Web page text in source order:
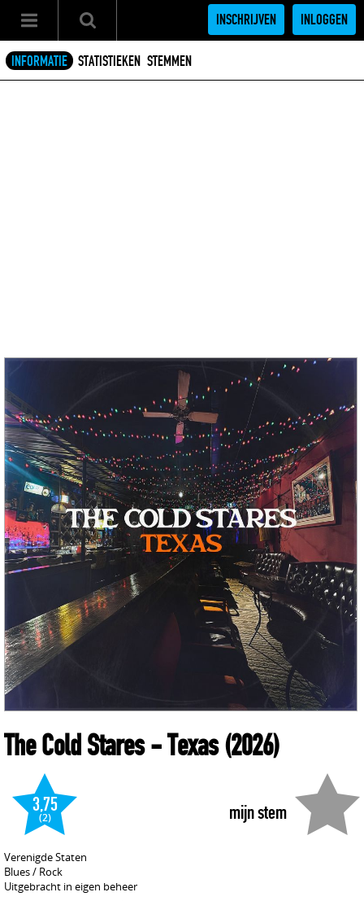
INSCHRIJVEN INLOGGEN
INFORMATIE STATISTIEKEN STEMMEN
The Cold Stares- Texas(2026)
mijn stem
3,75
(2)
Verenigde Staten
Blues / Rock
Uitgebracht in eigen beheer